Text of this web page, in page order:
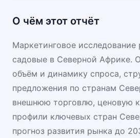
О чём этот отчёт
Маркетинговое исследование
садовые в Северной Африке.
объём и динамику спроса,
предложения по странам
внешнюю торговлю, ценовую
профили ключевых стран
прогноз развития рынка до